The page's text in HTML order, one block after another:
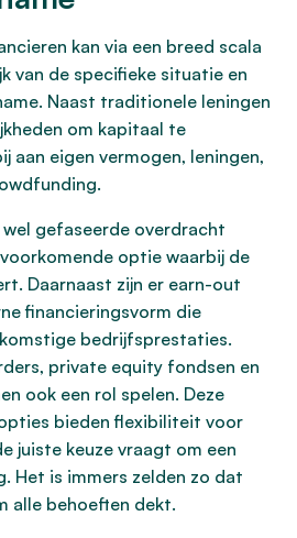
kan via een breed scala
van de specifieke situatie en
Naast traditionele leningen
om kapitaal te
aan eigen vermogen, leningen,
wel gefaseerde overdracht
optie waarbij de
Daarnaast zijn er earn-out
financieringsvorm die
bedrijfsprestaties.
private equity fondsen en
ook een rol spelen. Deze
bieden flexibiliteit voor
juiste keuze vraagt om een
Het is immers zelden zo dat
alle behoeften dekt.